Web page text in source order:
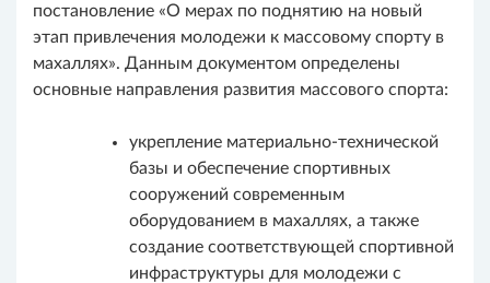
постановление «О мерах по поднятию на новый
этап привлечения молодежи к массовому спорту в
махаллях». Данным документом определены
основные направления развития массового спорта:
укрепление материально-технической
базы и обеспечение спортивных
сооружений современным
оборудованием в махаллях, а также
создание соответствующей спортивной
инфраструктуры для молодежи с